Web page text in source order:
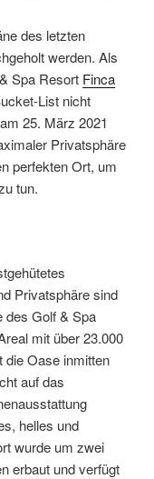
des letzten
werden. Als
Spa Resort Finca
List nicht
25. März 2021
Privatsphäre
perfekten Ort, um
tun.
Privatsphäre sind
des Golf & Spa
mit über 23.000
die Oase inmitten
auf das
helles und
wurde um zwei
erbaut und verfügt